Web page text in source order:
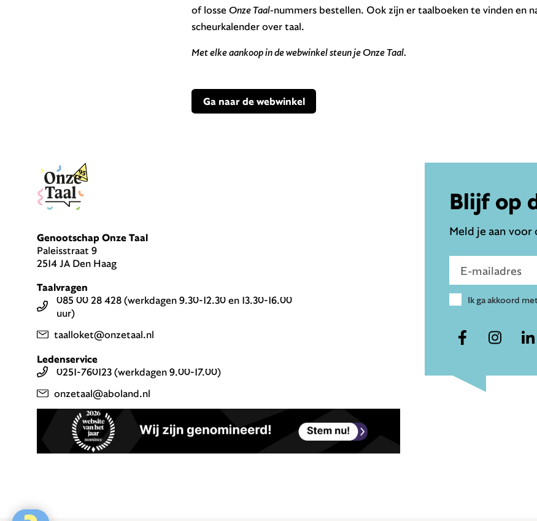
of losseOnze Taal-nummers bestellen. Ook zijn er taalboeken te vinden en
scheurkalender over taal.
Met elke aankoop in de webwinkel steun je Onze Taal.
Ga naar de webwinkel
Genootschap Onze Taal
Paleisstraat 9
2514 JA Den Haag
Taalvragen
085 00 28 428 (werkdagen 9.30-12.30 en 13.30-16.00
uur)
taalloket@onzetaal.nl
Ledenservice
0251-760123 (werkdagen 9.00-17.00)
onzetaal@aboland.nl
Blijf op
Meld je aan
Ik ga akkoord